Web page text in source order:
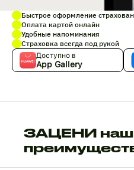
Быстрое оформление
Оплата картой онлайн
Удобные напоминания
Страховка всегда под рукой
Доступно в
App Gallery
ЗАЦЕНИ